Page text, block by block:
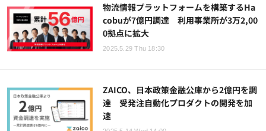
物流情報プラットフォームを構築するHa
cobuが7億円調達 利用事業所が3万2,00
0拠点に拡大
2025.5.29 Thu 18:30
ZAICO、日本政策金融公庫から2億円を調
達 受発注自動化プロダクトの開発を加
速